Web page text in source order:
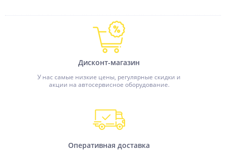
Дисконт-магазин
У нас самые низкие цены, регулярные скидки и
акции на автосервисное оборудование.
Оперативная доставка